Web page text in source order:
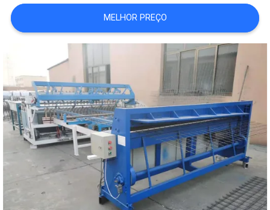
UMAS
CITAÇÕES
MAPA
DO
SITE
PRIVACY
POLICY
MELHOR PREÇO